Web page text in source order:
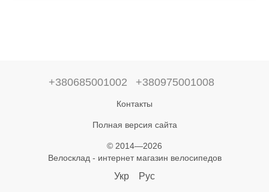
+380685001002 +380975001008
Контакты
Полная версия сайта
© 2014—2026
Велосклад - интернет магазин велосипедов
Укр Рус